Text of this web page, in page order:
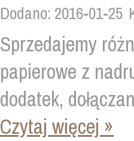
Dodano: 2016-01-25
Sprzedajemy
papierowe z
dodatek,
Czytaj więcej »